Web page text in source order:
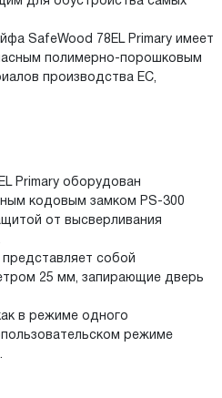
SafeWood 78EL Primary имеет
полимерно-порошковым
производства ЕС,
Primary оборудован
кодовым замком PS-300
от высверливания
собой
25 мм, запирающие дверь
в режиме одного
режиме